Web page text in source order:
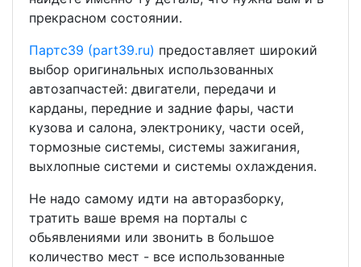
прекрасном состоянии.
Партс39 (part39.ru) предоставляет широкий
выбор оригинальных использованных
автозапчастей: двигатели, передачи и
карданы, передние и задние фары, части
кузова и салона, электронику, части осей,
тормозные системы, системы зажигания,
выхлопные системи и системы охлаждения.
Не надо самому идти на авторазборку,
тратить ваше время на порталы с
обьявлениями или звонить в большое
количество мест - все использованные